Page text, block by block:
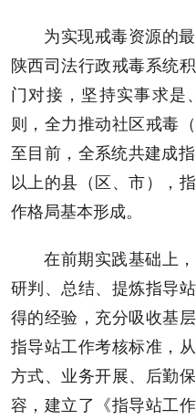
为实现戒毒资源的
陕西司法行政戒毒系统
门对接，坚持实事求是
则，全力推动社区戒毒
至目前，全系统共建成
以上的县（区、市），
作格局基本形成。
在前期实践基础上
研判、总结、提炼指导
得的经验，充分吸收基
指导站工作考核标准，
方式、业务开展、后勤
容，建立了《指导站工